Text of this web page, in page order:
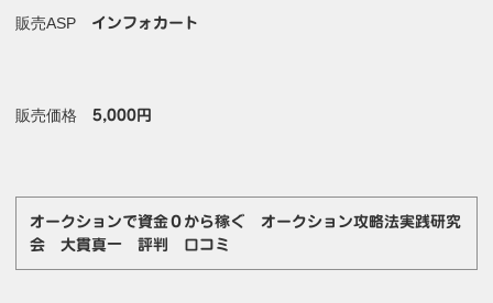
販売ASP インフォカート
販売価格 5,000円
オークションで資金０から稼ぐ オークション攻略法実践研究
会 大貫真一 評判 口コミ